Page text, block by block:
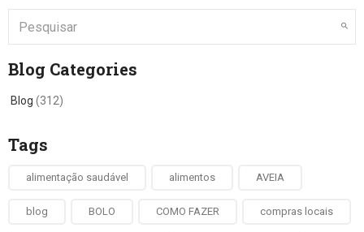
Blog Categories
Blog (312)
Tags
alimentação saudável alimentos AVEIA
blog BOLO COMO FAZER compras locais